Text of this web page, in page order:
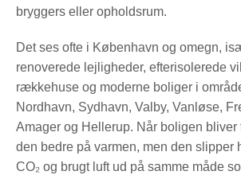
bryggers eller opholdsrum.
Det ses ofte i København og omegn,
renoverede lejligheder, efterisolerede
rækkehuse og moderne boliger i
Nordhavn, Sydhavn, Valby, Vanløse,
Amager og Hellerup. Når boligen
den bedre på varmen, men den slipper
CO₂ og brugt luft ud på samme måde